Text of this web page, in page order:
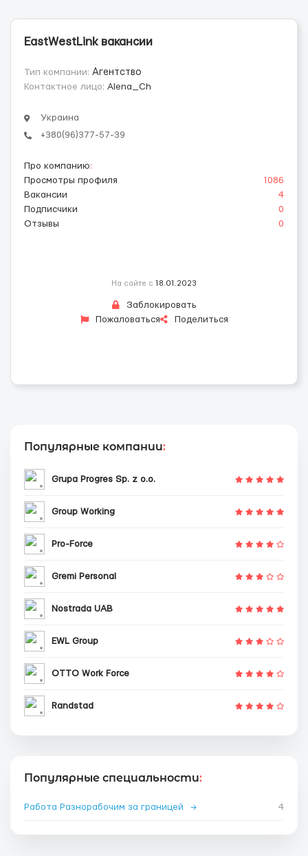
EastWestLink вакансии
Тип компании: Агентство
Контактное лицо: Alena_Ch
Украина
+380(96)377-57-39
Про компанию:
Просмотры профиля
1086
Вакансии
4
Подписчики
0
Отзывы
0
На сайте с 18.01.2023
Заблокировать
Пожаловаться
Поделиться
Популярные компании:
Grupa Progres Sp. z o.o.
Group Working
Pro-Force
Gremi Personal
Nostrada UAB
EWL Group
OTTO Work Force
Randstad
Популярные специальности:
Работа Разнорабочим за границей → 4